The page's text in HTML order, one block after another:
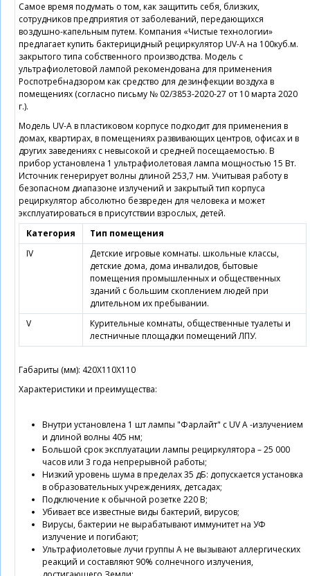
Самое время подумать о том, как защитить себя, близких,
сотрудников предприятия от заболеваний, передающихся
воздушно-капельным путем. Компания «Чистые технологии»
предлагает купить бактерицидный рециркулятор UV-A на 100куб.м.
закрытого типа собственного производства. Модель с
ультрафиолетовой лампой рекомендована для применения
Роспотребнадзором как средство для дезинфекции воздуха в
помещениях (согласно письму № 02/3853-2020-27 от 10 марта 2020
г.).
Модель UV-A в пластиковом корпусе подходит для применения в
домах, квартирах, в помещениях развивающих центров, офисах и в
других заведениях с невысокой и средней посещаемостью. В
прибор установлена 1 ультрафиолетовая лампа мощностью 15 Вт.
Источник генерирует волны длиной 253,7 нм. Учитывая работу в
безопасном диапазоне излучений и закрытый тип корпуса
рециркулятор абсолютно безвреден для человека и может
эксплуатироваться в присутствии взрослых, детей.
Категория
Тип помещения
IV
Детские игровые комнаты. школьные классы,
детские дома, дома инвалидов, бытовые
помещения промышленных и общественных
зданий с большим скоплением людей при
длительном их пребывании.
V
Курительные комнаты, общественные туалеты и
лестничные площадки помещений ЛПУ.
Габариты (мм): 420Х110Х110
Характеристики и преимущества:
Внутри установлена 1 шт лампы "Фарлайт" с UV А -излучением
и длиной волны 405 нм;
Большой срок эксплуатации лампы рециркулятора – 25 000
часов или 3 года непрерывной работы;
Низкий уровень шума в пределах 35 дБ: допускается установка
в образовательных учреждениях, детсадах;
Подключение к обычной розетке 220 В;
Убивает все известные виды бактерий, вирусов;
Вирусы, бактерии не вырабатывают иммунитет на УФ
излучение и погибают;
Ультрафиолетовые лучи группы А не вызывают аллергических
реакций и составляют 90% солнечного излучения,